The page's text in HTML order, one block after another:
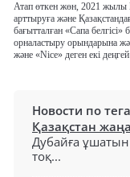
Атап өткен жөн, 2021 жылы
арттыруға және
бағытталған «Сапа
орналастыру орындарына
және «Nice» деген екі
Новости по
Қазақстан
Дубайға ұшатын
тоқ...